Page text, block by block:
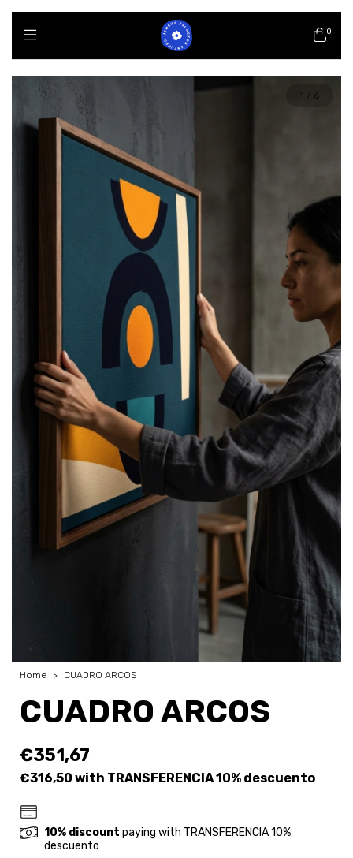
0
1 / 6
Home > CUADRO ARCOS
CUADRO ARCOS
€351,67
€316,50 with TRANSFERENCIA 10% descuento
10% discount paying with TRANSFERENCIA 10%
descuento